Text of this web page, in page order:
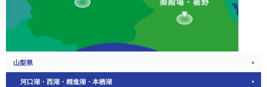
山梨県
河口湖・西湖・精進湖・本栖湖